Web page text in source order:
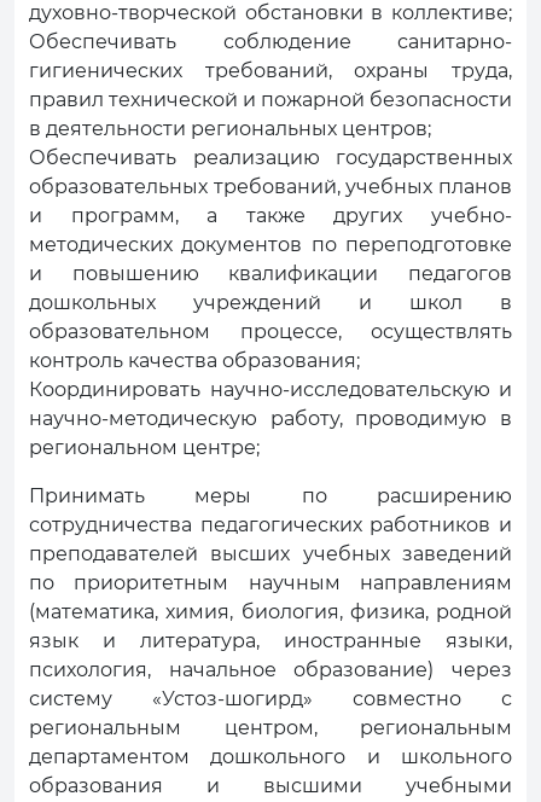
духовно-творческой обстановки в коллективе;
Обеспечивать соблюдение санитарно-
гигиенических требований, охраны труда,
правил технической и пожарной безопасности
в деятельности региональных центров;
Обеспечивать реализацию государственных
образовательных требований, учебных планов
и программ, а также других учебно-
методических документов по переподготовке
и повышению квалификации педагогов
дошкольных учреждений и школ в
образовательном процессе, осуществлять
контроль качества образования;
Координировать научно-исследовательскую и
научно-методическую работу, проводимую в
региональном центре;
Принимать меры по расширению
сотрудничества педагогических работников и
преподавателей высших учебных заведений
по приоритетным научным направлениям
(математика, химия, биология, физика, родной
язык и литература, иностранные языки,
психология, начальное образование) через
систему «Устоз-шогирд» совместно с
региональным центром, региональным
департаментом дошкольного и школьного
образования и высшими учебными